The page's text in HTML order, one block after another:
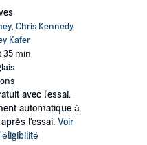
,Chris Kennedy
Kafer
35 min
avec l'essai.
automatique à
l'essai. Voir